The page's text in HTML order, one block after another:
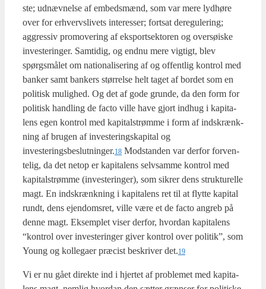
ste; udnæv­nel­se af embeds­mænd, som var mere lyd­hø­re
over for erhvervs­li­vets inte­res­ser; fort­sat dere­gu­le­ring;
aggres­siv prom­ove­ring af eks­port­sek­to­ren og over­søi­ske
inve­ste­rin­ger. Sam­ti­dig, og end­nu mere vig­tigt, blev
spørgs­må­let om natio­na­li­se­ring af og offent­lig kon­trol med
ban­ker samt ban­kers stør­rel­se helt taget af bor­det som en
poli­tisk mulig­hed. Og det af gode grun­de, da den form for
poli­tisk hand­ling de facto vil­le have gjort ind­hug i kapi­ta­
lens egen kon­trol med kapi­tal­strøm­me i form af ind­skrænk­
ning af bru­gen af inve­ste­rings­ka­pi­tal og
investeringsbeslutninger.18 Mod­stan­den var der­for for­ven­
te­lig, da det net­op er kapi­ta­lens selv­sam­me kon­trol med
kapi­tal­strøm­me (inve­ste­rin­ger), som sik­rer dens struk­tu­rel­le
magt. En ind­skrænk­ning i kapi­ta­lens ret til at flyt­te kapi­tal
rundt, dens ejen­doms­ret, vil­le være et de facto angreb på
den­ne magt. Eksemp­let viser der­for, hvor­dan kapi­ta­lens
“kon­trol over inve­ste­rin­ger giver kon­trol over poli­tik”, som
Young og kol­le­ga­er præ­cist beskri­ver det.19
Vi er nu gået direk­te ind i hjer­tet af pro­ble­met med kapi­ta­